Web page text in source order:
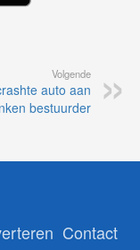
Volgende
auto aan
bestuurder
Contact